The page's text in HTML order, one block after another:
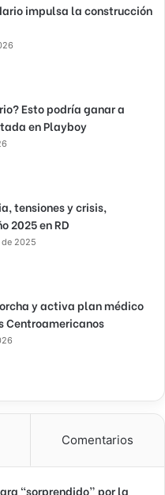
impulsa la construcción
Esto podría ganar a
en Playboy
tensiones y crisis,
2025 en RD
2025
y activa plan médico
Centroamericanos
Comentarios
“sorprendido” por la